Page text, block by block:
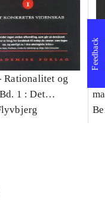
Rationalitet og
1 : Det
videnskab
Feedback